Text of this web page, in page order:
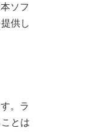
ソフ
供し
。ラ
とは